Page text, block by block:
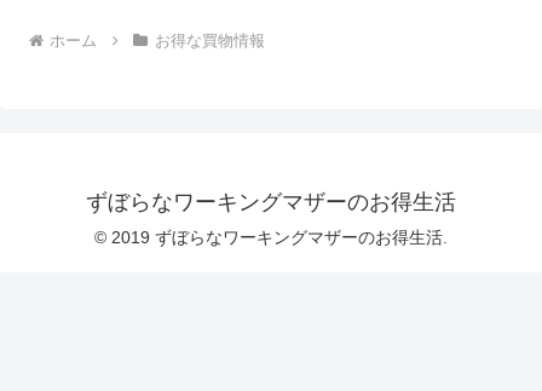
ホーム お得な買物情報
ずぼらなワーキングマザーのお得生活
© 2019 ずぼらなワーキングマザーのお得生活.